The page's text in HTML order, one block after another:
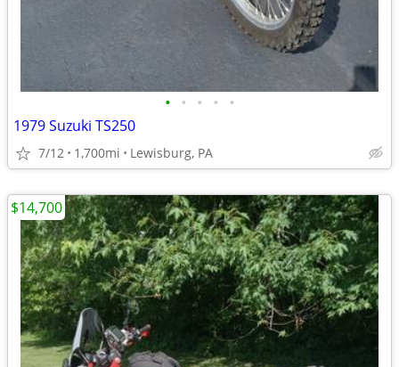
• • • • •
1979 Suzuki TS250
7/12 1,700mi Lewisburg, PA
$14,700